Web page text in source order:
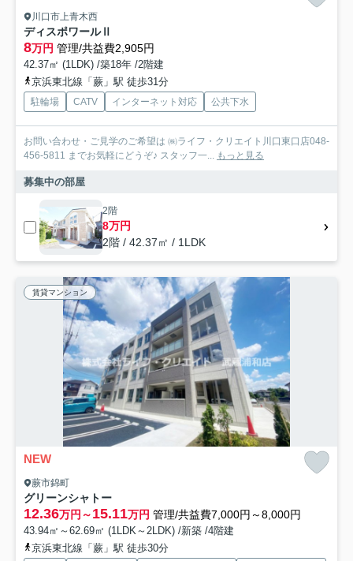
川口市上青木西
ディスポワールⅡ
8万円 管理/共益費2,905円
42.37㎡ (1LDK) /築18年 /2階建
京浜東北線「蕨」駅 徒歩31分
駐輪場 CATV インターネット対応 公共下水
お問い合わせ・ご見学のご希望は ㈱ライフ・クリエイト川口東口店048-
456-5811 までお気軽にどうぞ♪ スタッフ一... もっと見る
募集中の部屋
2階
8万円
2階 / 42.37㎡ / 1LDK
賃貸マンション
NEW
蕨市錦町
グリーンシャトー
12.36万円～15.11万円 管理/共益費7,000円～8,000円
43.94㎡～62.69㎡ (1LDK～2LDK) /新築 /4階建
京浜東北線「蕨」駅 徒歩30分